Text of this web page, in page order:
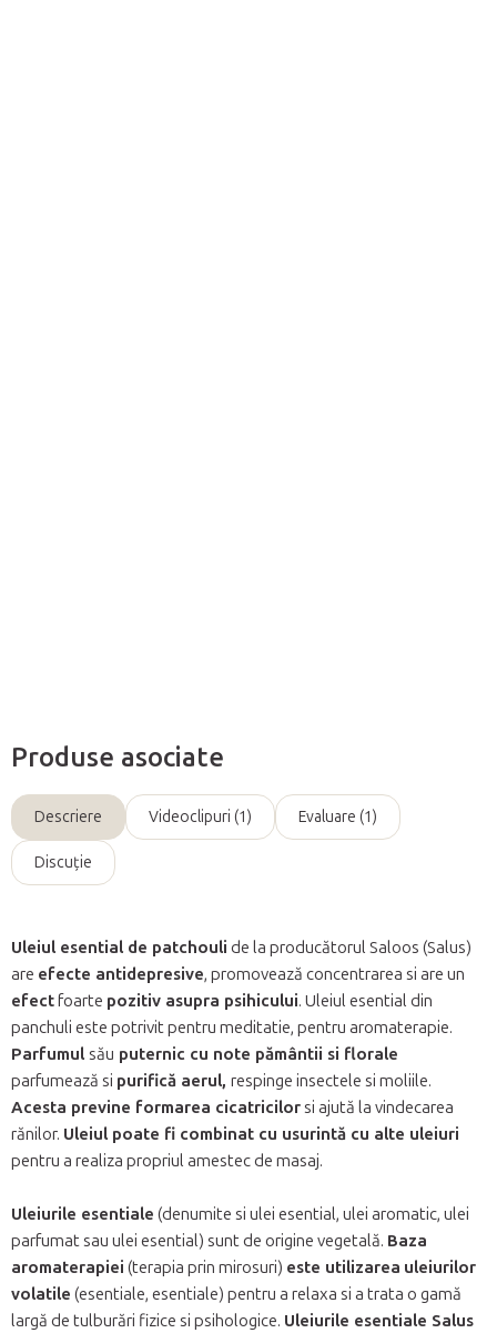
Produse asociate
Descriere Videoclipuri (1) Evaluare (1)
Discuţie
Uleiul esential de patchouli de la producătorul Saloos (Salus)
are efecte antidepresive, promovează concentrarea si are un
efectfoarte pozitiv asupra psihicului. Uleiul esential din
panchuli este potrivit pentru meditatie, pentru aromaterapie.
Parfumul său puternic cu note pământii si florale
parfumează si purifică aerul, respinge insectele si moliile.
Acesta previne formarea cicatricilorsi ajută la vindecarea
rănilor. Uleiul poate fi combinat cu usurintă cu alte uleiuri
pentru a realiza propriul amestec de masaj.
Uleiurile esentiale (denumite si ulei esential, ulei aromatic, ulei
parfumat sau ulei esential) sunt de origine vegetală. Baza
aromaterapiei (terapia prin mirosuri) este utilizarea uleiurilor
volatile (esentiale, esentiale) pentru a relaxa si a trata o gamă
largă de tulburări fizice si psihologice. Uleiurile esentiale Salus